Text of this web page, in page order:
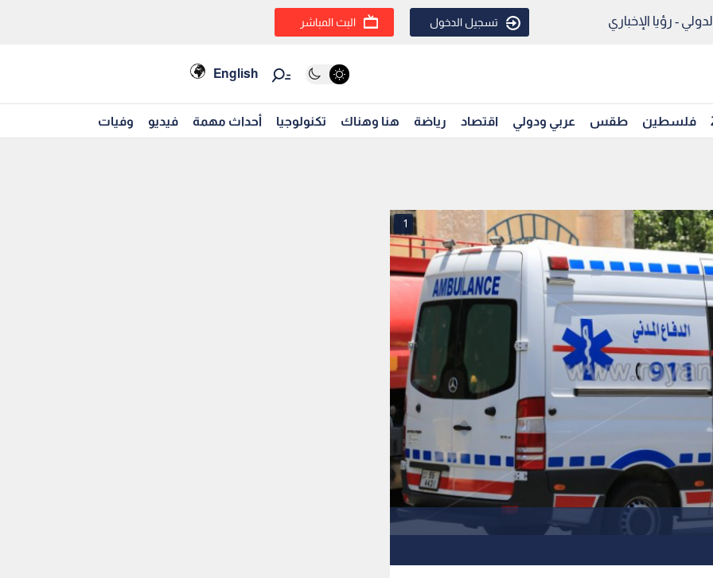
- رؤيا الإخباري تسجيل الدخول البث المباشر
English
فلسطين طقس عربي ودولي اقتصاد رياضة هنا وهناك تكنولوجيا أحداث مهمة فيديو وفيات
1